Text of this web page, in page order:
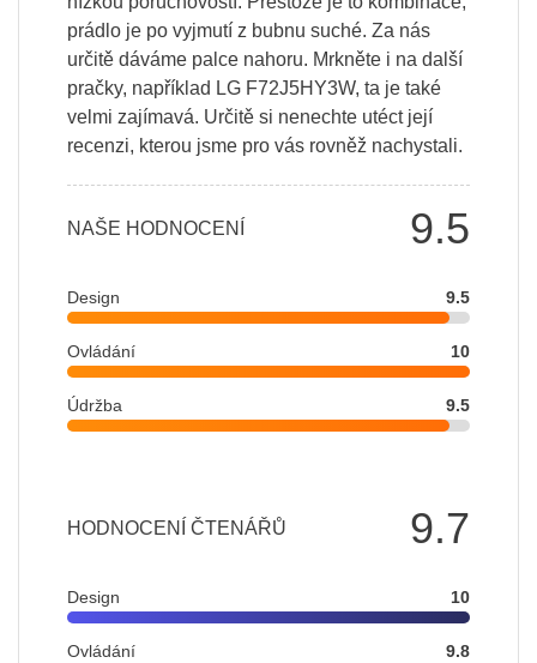
prádlo je po vyjmutí z bubnu suché. Za nás
určitě dáváme palce nahoru. Mrkněte i na další
pračky, například LG F72J5HY3W, ta je také
velmi zajímavá. Určitě si nenechte utéct její
recenzi, kterou jsme pro vás rovněž nachystali.
9.5
NAŠE HODNOCENÍ
Design 9.5
Ovládání 10
Údržba 9.5
9.7
HODNOCENÍ ČTENÁŘŮ
Design 10
Ovládání 9.8